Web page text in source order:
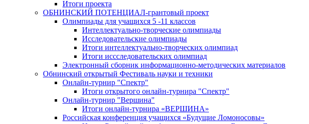
Итоги проекта
ОБНИНСКИЙ ПОТЕНЦИАЛ-грантовый проект
Олимпиады для учащихся 5 -11 классов
Интеллектуально-творческие олимпиады
Исследовательские олимпиады
Итоги интеллектуально-творческих олимпиад
Итоги иссследовательских олимпиад
Электронный сборник информационно-методических материалов
Обнинский открытый Фестиваль науки и техники
Онлайн-турнир "Спектр"
Итоги открытого онлайн-турнира "Спектр"
Онлайн-турнир "Вершина"
Итоги онлайн-турнира «ВЕРШИНА»
Российская конференция учащихся «Будущие Ломоносовы»